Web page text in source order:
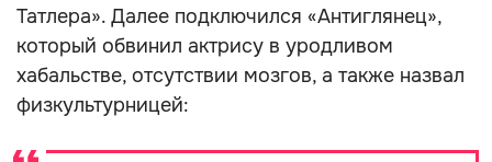
Татлера». Далее подключился «Антиглянец»,
который обвинил актрису в уродливом
хабальстве, отсутствии мозгов, а также назвал
физкультурницей: